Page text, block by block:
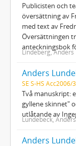
Publicisten och
översättning av
med text av
Översättningen
anteckningsbok
Lindeberg, Anders
Anders
SE S-HS Acc2006/
Två manuskript:
gyllene skinnet"
utlåtande av
Lundebeck, Anders
Anders